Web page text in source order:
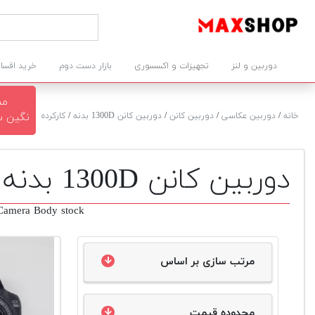
دوربین و لنز تجهیزات و اکسسوری بازار دست دوم خرید
خانه/ دوربین عکاسی/ دوربین کانن/ دوربین کانن 1300D بدنه / کارکرده
نگین
دوربین کانن 1300D بدنه دست دوم
Body stock
مرتب سازی بر اساس